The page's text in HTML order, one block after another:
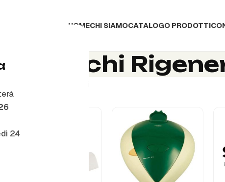
24
HOMECHI SIAMOCATALOGO PRODOTTI
Apparecchi Rigenerati